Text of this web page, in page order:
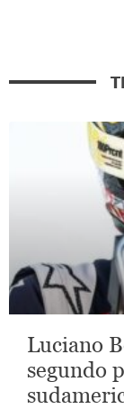
Luciano
segundo